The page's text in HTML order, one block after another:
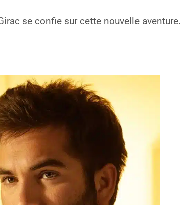
se confie sur cette nouvelle aventure.